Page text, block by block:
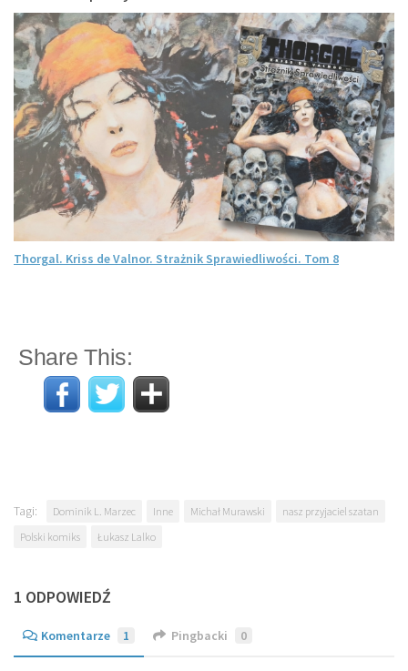
Thorgal. Kriss de Valnor. Strażnik Sprawiedliwości. Tom 8
Share This:
Tagi: Dominik L. Marzec Inne Michał Murawski
nasz przyjaciel szatan
Polski komiks
Łukasz Lalko
1 ODPOWIEDŹ
Komentarze 1 Pingbacki 0